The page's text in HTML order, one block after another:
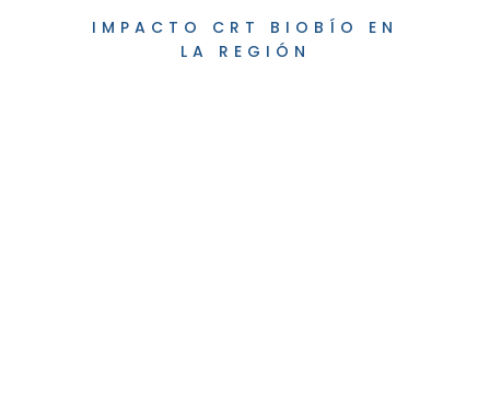
IMPACTO CRT BIOBÍO EN
LA REGIÓN